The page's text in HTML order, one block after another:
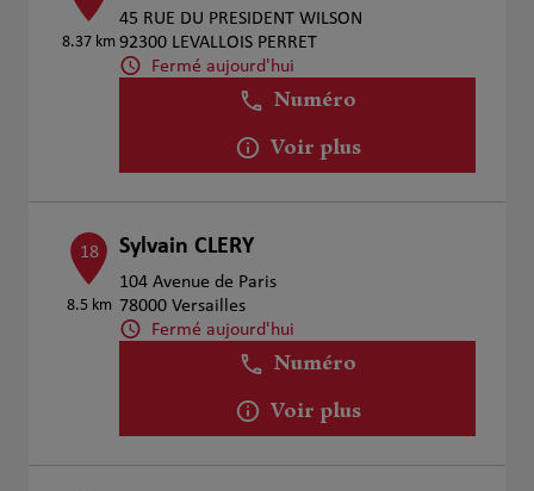
8.37 km
45 RUE DU PRESIDENT WILSON
92300 LEVALLOIS PERRET
Fermé aujourd'hui
Numéro
Voir plus
18
8.5 km
Sylvain CLERY
104 Avenue de Paris
78000 Versailles
Fermé aujourd'hui
Numéro
Voir plus